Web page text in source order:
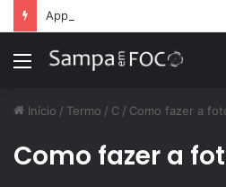
Menu
Início / Termo / C / Como fazer a
Como fazer a